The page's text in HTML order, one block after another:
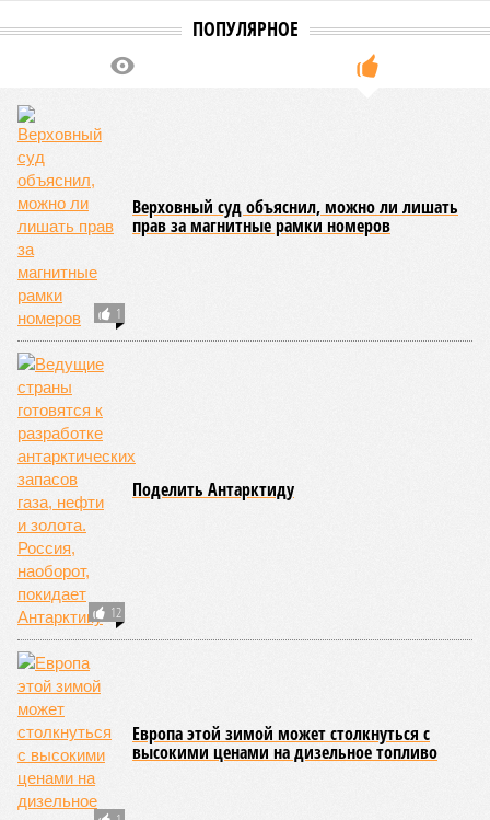
новых хозяев, и никакая благодарность или даже
подаренная от щедрот Российского государства
значительная выгода их в этом не могут остановить.
Юрий Баранчик, политолог
– Понятно, почему Пашинян хочет отжать актив
РЖД – в отместку за закрытие российских рынков. Ну
и вообще, чтобы ничего российского в стране не
осталось. Вместе с тем, если маленький Пашинян
отожмёт актив большой РЖД в маленькой Армении,
то о какой результативной внешней политике России
можно будет говорить в принципе?
Экс-президент
Финляндии
отказался признать
Россию угрозой для
Европы
Новости smi2.ru
22:01
Турция передала Москве и Киеву предложение о
прекращении огня
21:51
квартиры
14:07
Самолёт-разведчик НАТО замечен у берегов
Финского залива
13:45
Евросоюз нарастил импорт СПГ из России